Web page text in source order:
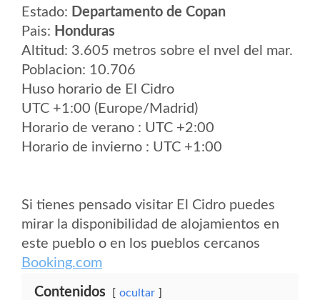
Estado: Departamento de Copan
Pais: Honduras
Altitud: 3.605 metros sobre el nvel del mar.
Poblacion: 10.706
Huso horario de El Cidro
UTC +1:00 (Europe/Madrid)
Horario de verano : UTC +2:00
Horario de invierno : UTC +1:00
Si tienes pensado visitar El Cidro puedes
mirar la disponibilidad de alojamientos en
este pueblo o en los pueblos cercanos
Booking.com
Contenidos ocultar